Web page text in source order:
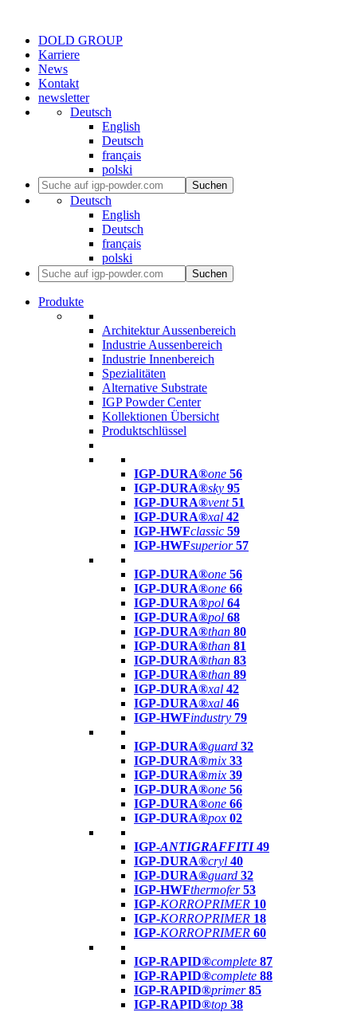
DOLD GROUP
Karriere
News
Kontakt
newsletter
Deutsch
English
Deutsch
français
polski
Suchen
Deutsch
English
Deutsch
français
polski
Suchen
Produkte
Architektur Aussenbereich
Industrie Aussenbereich
Industrie Innenbereich
Spezialitäten
Alternative Substrate
IGP Powder Center
Kollektionen Übersicht
Produktschlüssel
IGP-DURA®one 56
IGP-DURA®sky 95
IGP-DURA®vent 51
IGP-DURA®xal 42
IGP-HWFclassic 59
IGP-HWFsuperior 57
IGP-DURA®one 56
IGP-DURA®one 66
IGP-DURA®pol 64
IGP-DURA®pol 68
IGP-DURA®than 80
IGP-DURA®than 81
IGP-DURA®than 83
IGP-DURA®than 89
IGP-DURA®xal 42
IGP-DURA®xal 46
IGP-HWFindustry 79
IGP-DURA®guard 32
IGP-DURA®mix 33
IGP-DURA®mix 39
IGP-DURA®one 56
IGP-DURA®one 66
IGP-DURA®pox 02
IGP-ANTIGRAFFITI49
IGP-DURA®cryl 40
IGP-DURA®guard 32
IGP-HWFthermofer 53
IGP-KORROPRIMER 10
IGP-KORROPRIMER 18
IGP-KORROPRIMER 60
IGP-RAPID®complete 87
IGP-RAPID®complete 88
IGP-RAPID®primer 85
IGP-RAPID®top 38